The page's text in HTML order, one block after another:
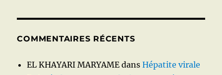
COMMENTAIRES RÉCENTS
EL KHAYARI MARYAME dansHépatite virale